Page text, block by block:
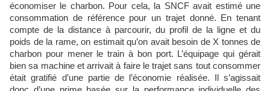
économiser le charbon. Pour cela, la SNCF avait estimé une
consommation de référence pour un trajet donné. En tenant
compte de la distance à parcourir, du profil de la ligne et du
poids de la rame, on estimait qu’on avait besoin de X tonnes de
charbon pour mener le train à bon port. L’équipage qui gérait
bien sa machine et arrivait à faire le trajet sans tout consommer
était gratifié d’une partie de l’économie réalisée. Il s’agissait